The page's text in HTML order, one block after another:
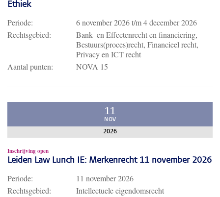
Ethiek
Periode: 6 november 2026t/m4 december 2026
Rechtsgebied:
Bank- en Effectenrecht en financiering,
Bestuurs(proces)recht, Financieel recht,
Privacy en ICT recht
Aantal punten:
NOVA 15
11
NOV
2026
Inschrijving open
Leiden Law Lunch IE: Merkenrecht 11 november 2026
Periode:
11 november 2026
Rechtsgebied:
Intellectuele eigendomsrecht